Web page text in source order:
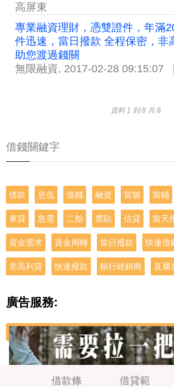
高屏東
專業融資理財，憑雙證件，年滿
件迅速，當日撥款 全程保密，非
助您渡過錢關
無限融資, 2017-02-28 09:15:07
資料 1 到 8 共 8
借錢關鍵字
借款 息低 借錢 融資 當舖 當鋪
車貸 急需 二胎 票貼 信貸 當天
資金需求 資金周轉 當日撥款 快速借
非高利貸 快速撥款 銀行經銷商 直屬
廣告服務:
借款條
借貸範